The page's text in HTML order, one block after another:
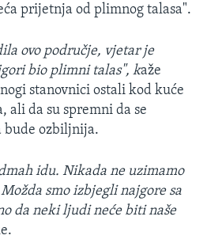
prijetnja od plimnog talasa".
ovo područje, vjetar je
bio plimni talas", kaže
stanovnici ostali kod kuće
ali da su spremni da se
bude ozbiljnija.
idu. Nikada ne uzimamo
smo izbjegli najgore sa
da neki ljudi neće biti naše